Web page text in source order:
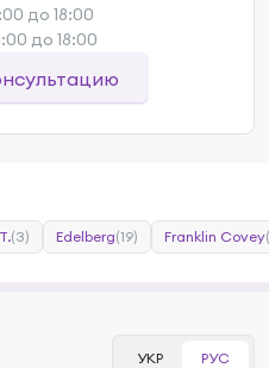
до 18:00
до 18:00
(3) Edelberg(19) Franklin Covey
УКР РУС